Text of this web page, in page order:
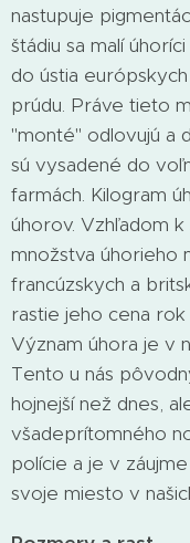
nastupuje
štádiu sa malí
do ústia
prúdu. Práve tieto
"monté" odlovujú a
sú vysadené do
farmách. Kilogram
úhorov. Vzhľadom
množstva úhorieho
francúzskych a
rastie jeho cena
Význam úhora je v
Tento u nás
hojnejší než dnes,
všadeprítomného
polície a je v
svoje miesto v